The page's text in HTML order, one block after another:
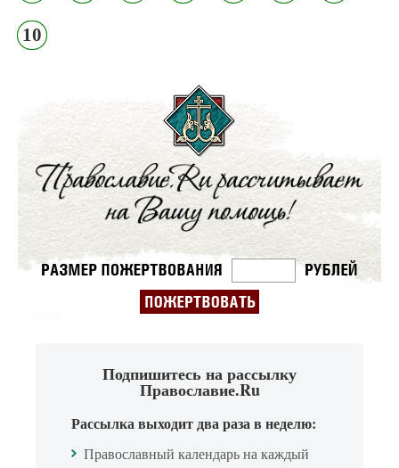
10
Подпишитесь на рассылку
Православие.Ru
Рассылка выходит два раза в неделю:
Православный календарь на каждый